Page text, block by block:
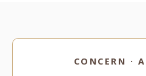
CONCERN ·